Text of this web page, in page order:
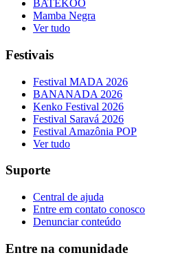
BATEKOO
Mamba Negra
Ver tudo
Festivais
Festival MADA 2026
BANANADA 2026
Kenko Festival 2026
Festival Saravá 2026
Festival Amazônia POP
Ver tudo
Suporte
Central de ajuda
Entre em contato conosco
Denunciar conteúdo
Entre na comunidade